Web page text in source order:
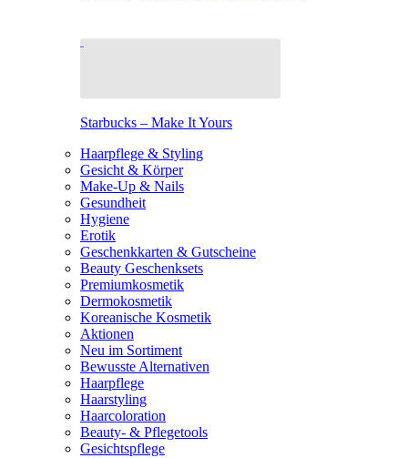
Starbucks – Make It Yours
Haarpflege & Styling
Gesicht & Körper
Make-Up & Nails
Gesundheit
Hygiene
Erotik
Geschenkkarten & Gutscheine
Beauty Geschenksets
Premiumkosmetik
Dermokosmetik
Koreanische Kosmetik
Aktionen
Neu im Sortiment
Bewusste Alternativen
Haarpflege
Haarstyling
Haarcoloration
Beauty- & Pflegetools
Gesichtspflege